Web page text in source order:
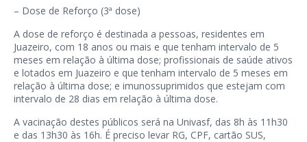
– Dose de Reforço (3ª dose)
A dose de reforço é destinada a pessoas, residentes em
Juazeiro, com 18 anos ou mais e que tenham intervalo de 5
meses em relação à última dose; profissionais de saúde ativos
e lotados em Juazeiro e que tenham intervalo de 5 meses em
relação à última dose; e imunossuprimidos que estejam com
intervalo de 28 dias em relação à última dose.
A vacinação destes públicos será na Univasf, das 8h às 11h30
e das 13h30 às 16h. É preciso levar RG, CPF, cartão SUS,